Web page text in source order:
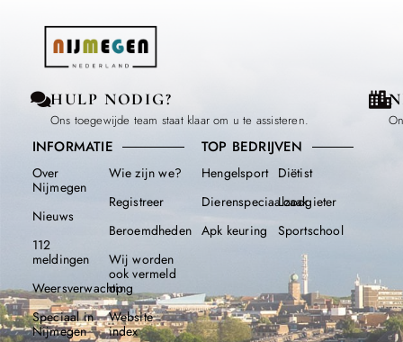
HULP NODIG?
Ons toegewijde team staat klaar om u te assisteren.
INFORMATIE
Over
Nijmegen
Nieuws
112
meldingen
Weersverwachting
Speciaal in
Nijmegen
Wie zijn we?
Registreer
Beroemdheden​
Wij worden
ook vermeld
op
Website
index
TOP BEDRIJVEN
Hengelsport
Dierenspeciaalzaak
Apk keuring
Diëtist
Loodgieter
Sportschool